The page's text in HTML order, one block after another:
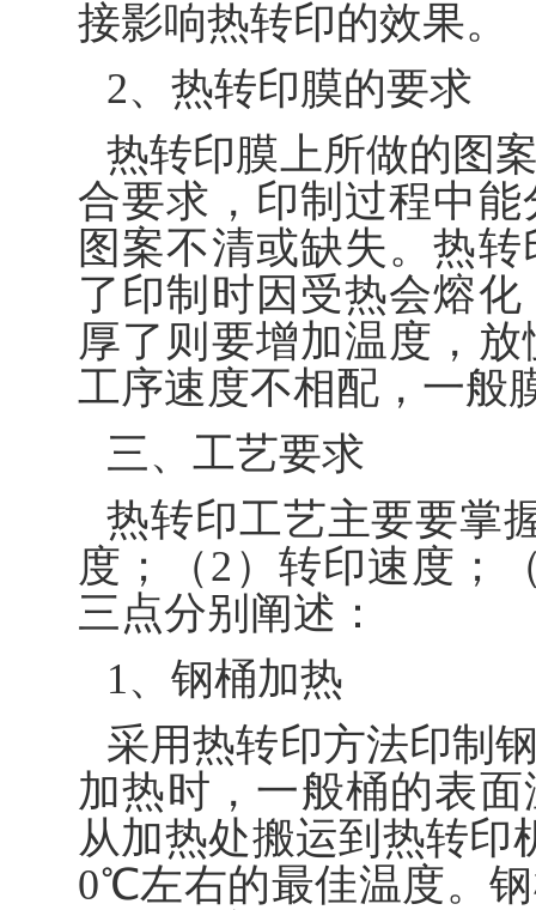
接影响热转印的效果。
2、热转印膜的要求
热转印膜上所做的图
合要求，印制过程中
图案不清或缺失。热
了印制时因受热会熔
厚了则要增加温度，
工序速度不相配，一般
三、工艺要求
热转印工艺主要要掌
度；（2）转印速度；
三点分别阐述：
1、钢桶加热
采用热转印方法印制
加热时，一般桶的表
从加热处搬运到热转印
0℃左右的最佳温度。